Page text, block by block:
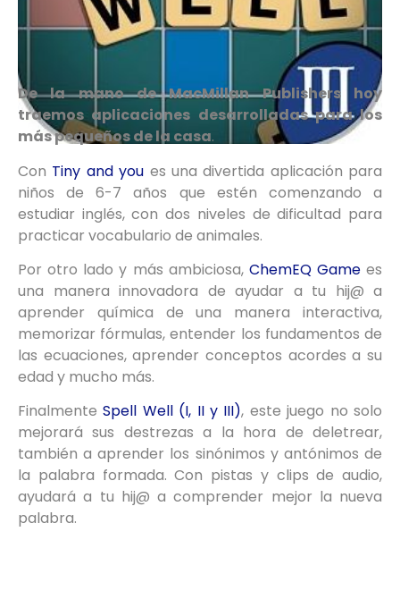
De la mano de MacMillan Publishers hoy
traemos aplicaciones desarrolladas para los
más pequeños de la casa.
Con Tiny and you es una divertida aplicación para
niños de 6-7 años que estén comenzando a
estudiar inglés, con dos niveles de dificultad para
practicar vocabulario de animales.
Por otro lado y más ambiciosa, ChemEQ Gamees
una manera innovadora de ayudar a tu hij@ a
aprender química de una manera interactiva,
memorizar fórmulas, entender los fundamentos de
las ecuaciones, aprender conceptos acordes a su
edad y mucho más.
FinalmenteSpell Well (I, II y III), este juego no solo
mejorará sus destrezas a la hora de deletrear,
también a aprender los sinónimos y antónimos de
la palabra formada. Con pistas y clips de audio,
ayudará a tu hij@ a comprender mejor la nueva
palabra.